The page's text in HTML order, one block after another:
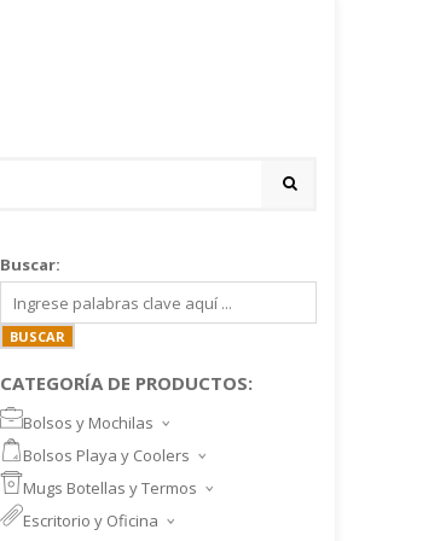
Buscar:
CATEGORÍA DE PRODUCTOS:
Bolsos y Mochilas
MOCHILAS DEPORTIVAS
MOCHILAS NOTEBOOK
MALETINES Y FUNDAS
Bolsos Playa y Coolers
BOLSOS DE PLAYA
COOLERS
MORRALES
Mugs Botellas y Termos
MUGS
TAZA DE VIDRIO
Escritorio y Oficina